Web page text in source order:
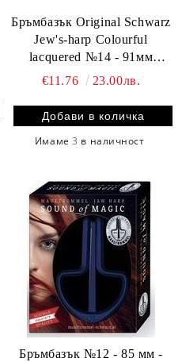
Бръмбазък Original Schwarz
Jew's-harp Colourful
lacquered №14 - 91мм
сребрист мат
€11.76 23.00лв.
Имаме3 в наличност
Бръмбазък №12 - 85 мм -